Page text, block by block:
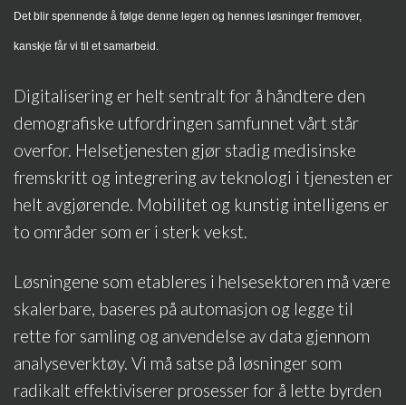
Det blir spennende å følge denne legen og hennes løsninger fremover,
kanskje får vi til et samarbeid.
Digitalisering er helt sentralt for å håndtere den
demografiske utfordringen samfunnet vårt står
overfor. Helsetjenesten gjør stadig medisinske
fremskritt og integrering av teknologi i tjenesten er
helt avgjørende. Mobilitet og kunstig intelligens er
to områder som er i sterk vekst.
Løsningene som etableres i helsesektoren må være
skalerbare, baseres på automasjon og legge til
rette for samling og anvendelse av data gjennom
analyseverktøy. Vi må satse på løsninger som
radikalt effektiviserer prosesser for å lette byrden